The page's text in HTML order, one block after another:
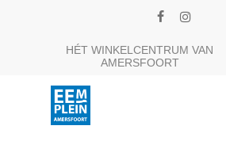
facebookinstagram
HÉT WINKELCENTRUM VAN
AMERSFOORT